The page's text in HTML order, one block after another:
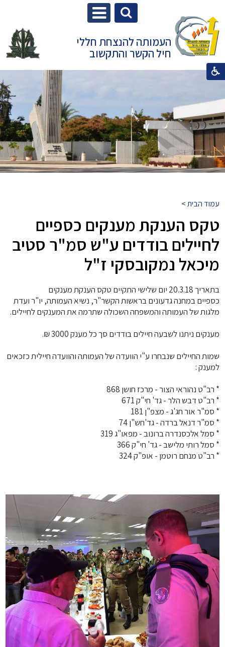
העמותה להנצחת חללי
חיל הקשר והתקשוב
עמוד הבית>
טקס הענקת מענקים כספיים
לחיילים בודדים ע"ש סמ"ר סטיב
מיכאל נמקובסקי ז"ל
בתאריך 20.3.18 יום שלישי התקיים טקס הענקת מענקים
כספיים במחנה גדעונים בראשות הקשר"ר, נשיא העמותה, יו"ר ועדת
מלגות של העמותה והמשפחה השכולה שתרמה את המענקים לחיילים.
מענקים ניתנו לשבעה חיילים בודדים סך כל מענק 3000 ₪.
שמות החיילים שנבחרו ע"י הוועדה של העמותה והוועדה חיילית כזכאים
למענק :
* רב"ט נהוראי הצור - מרכז חושן 868
* רב"ט דבש הלר - גד' חי"ק 671
* סמ"ר אור חג'ג - מצפ"ן 181
* סמ"ר דנאל ברדה - גד'חש"ן 74
* סמל אלכסנדרה ברונוב - מפאו"ג 319
* סמל רותי מלישב - גד' חי"ק 366
* רב"ט מנחם רוטמן - אופ"ק 324